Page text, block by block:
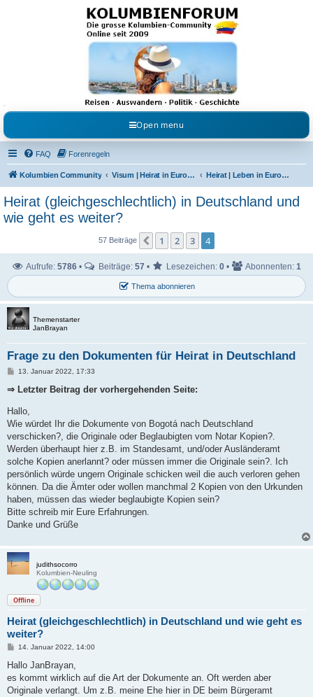
Kolumbienforum - Das
grosse Forum der
Freunde Kolumbiens
Reisen, Auswandern, Kultur, Politik, Geschichte und Visum in Kolumbien und Venezuela.
Austausch, Erfahrungen und Gemeinschaft im Kolumbienforum
Open menu
FAQ Forenregeln
Kolumbien Community Visum | Heirat in Europa | Visaangelegenheiten Heirat | Leben in Europa | Studieren & Arbeiten
Heirat (gleichgeschlechtlich) in Deutschland und
wie geht es weiter?
57 Beiträge Vorherige
1 2 3 4
Thema abonnieren
Aufrufe: 5786 • Beiträge: 57 • Lesezeichen: 0 • Abonnenten: 1
Themenstarter
JanBrayan
Frage zu den Dokumenten für Heirat in Deutschland
B
a
g
13. Januar 2022, 17:33
⇒ Letzter Beitrag der vorhergehenden Seite:
Hallo,
Wie würdet Ihr die Dokumente von Bogotá nach Deutschland
verschicken?, die Originale oder Beglaubigten vom Notar Kopien?.
Werden überhaupt hier z.B. im Standesamt, und/oder Ausländeramt
solche Kopien anerlannt? oder müssen immer die Originale sein?. Ich
persönlich würde ungern Originale schicken weil die auch verloren gehen
können. Da die Ämter oder wollen manchmal 2 Kopien von den Urkunden
haben, müssen das wieder beglaubigte Kopien sein?
Bitte schreib mir Eure Erfahrungen.
Danke und Grüße
judithsocorro
Kolumbien-Neuling
Offline
Heirat (gleichgeschlechtlich) in Deutschland und wie geht es
weiter?
B
i
r
a
14. Januar 2022, 14:00
Hallo JanBrayan,
es kommt wirklich auf die Art der Dokumente an. Oft werden aber
Originale verlangt. Um z.B. meine Ehe hier in DE beim Bürgeramt